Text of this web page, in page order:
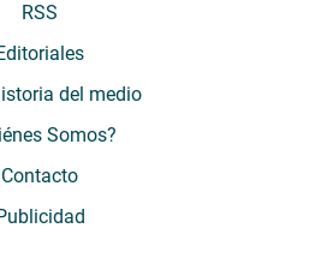
RSS
del medio
Somos?
Contacto